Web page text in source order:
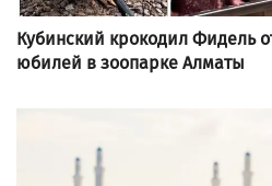
Кубинский крокодил Фидель
юбилей в зоопарке Алматы